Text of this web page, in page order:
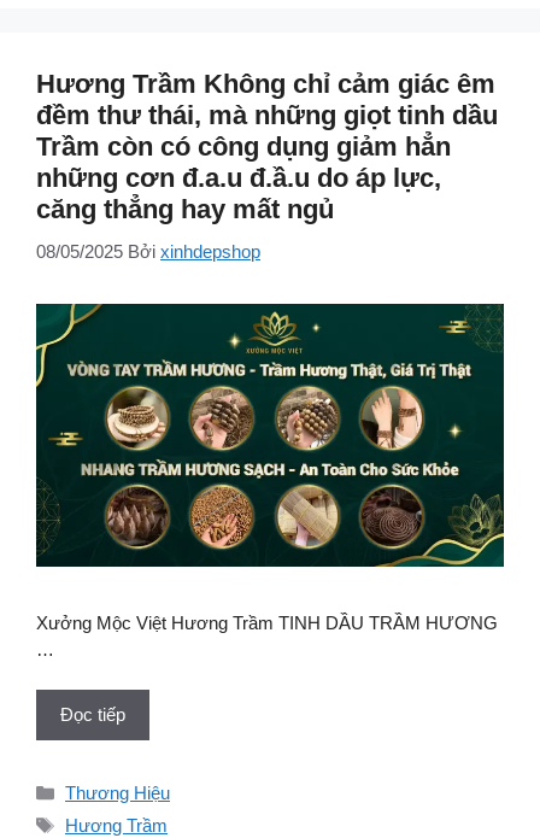
Hương Trầm Không chỉ cảm giác êm
đềm thư thái, mà những giọt tinh dầu
Trầm còn có công dụng giảm hẳn
những cơn đ.a.u đ.ầ.u do áp lực,
căng thẳng hay mất ngủ
08/05/2025 Bởi xinhdepshop
Xưởng Mộc Việt Hương Trầm TINH DẦU TRẦM HƯƠNG
…
Đọc tiếp
Danh
mục
Thương Hiệu
Thẻ
Hương Trầm